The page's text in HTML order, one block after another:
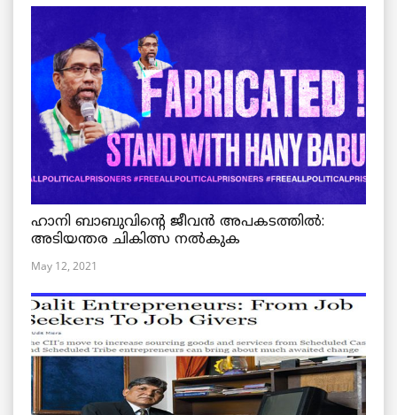
ഹാനി ബാബുവിന്റെ ജീവൻ അപകടത്തിൽ:
അടിയന്തര ചികിത്സ നൽകുക
May 12, 2021